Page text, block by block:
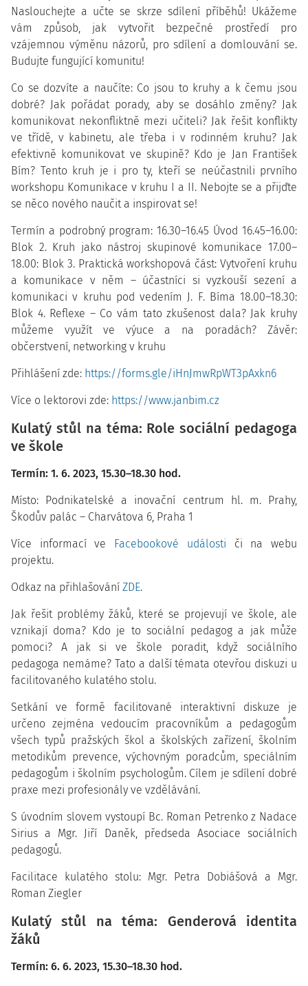
Naslouchejte a učte se skrze sdílení příběhů! Ukážeme
vám způsob, jak vytvořit bezpečné prostředí pro
vzájemnou výměnu názorů, pro sdílení a domlouvání se.
Budujte fungující komunitu!
Co se dozvíte a naučíte: Co jsou to kruhy a k čemu jsou
dobré? Jak pořádat porady, aby se dosáhlo změny? Jak
komunikovat nekonfliktně mezi učiteli? Jak řešit konflikty
ve třídě, v kabinetu, ale třeba i v rodinném kruhu? Jak
efektivně komunikovat ve skupině? Kdo je Jan František
Bím? Tento kruh je i pro ty, kteří se neúčastnili prvního
workshopu Komunikace v kruhu I a II. Nebojte se a přijďte
se něco nového naučit a inspirovat se!
Termín a podrobný program: 16.30–16.45 Úvod 16.45–16.00:
Blok 2. Kruh jako nástroj skupinové komunikace 17.00–
18.00: Blok 3. Praktická workshopová část: Vytvoření kruhu
a komunikace v něm – účastníci si vyzkouší sezení a
komunikaci v kruhu pod vedením J. F. Bíma 18.00–18.30:
Blok 4. Reflexe – Co vám tato zkušenost dala? Jak kruhy
můžeme využít ve výuce a na poradách? Závěr:
občerstvení, networking v kruhu
Přihlášení zde: https://forms.gle/iHnJmwRpWT3pAxkn6
Více o lektorovi zde: https://www.janbim.cz
Kulatý stůl na téma: Role sociální pedagoga
ve škole
Termín: 1. 6. 2023, 15.30–18.30 hod.
Místo: Podnikatelské a inovační centrum hl. m. Prahy,
Škodův palác – Charvátova 6, Praha 1
Více informací ve Facebookové události či na webu
projektu.
Odkaz na přihlašování ZDE.
Jak řešit problémy žáků, které se projevují ve škole, ale
vznikají doma? Kdo je to sociální pedagog a jak může
pomoci? A jak si ve škole poradit, když sociálního
pedagoga nemáme? Tato a další témata otevřou diskuzi u
facilitovaného kulatého stolu.
Setkání ve formě facilitované interaktivní diskuze je
určeno zejména vedoucím pracovníkům a pedagogům
všech typů pražských škol a školských zařízení, školním
metodikům prevence, výchovným poradcům, speciálním
pedagogům i školním psychologům. Cílem je sdílení dobré
praxe mezi profesionály ve vzdělávání.
S úvodním slovem vystoupí Bc. Roman Petrenko z Nadace
Sirius a Mgr. Jiří Daněk, předseda Asociace sociálních
pedagogů.
Facilitace kulatého stolu: Mgr. Petra Dobiášová a Mgr.
Roman Ziegler
Kulatý stůl na téma: Genderová identita
žáků
Termín: 6. 6. 2023, 15.30–18.30 hod.